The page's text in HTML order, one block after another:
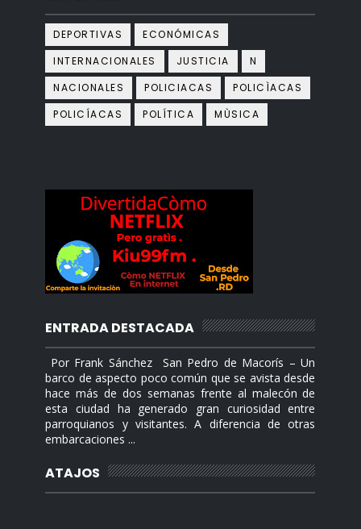
DEPORTIVAS
ECONÓMICAS
INTERNACIONALES
JUSTICIA
N
NACIONALES
POLICIACAS
POLICÌACAS
POLICÍACAS
POLÍTICA MÙSICA
ENTRADA DESTACADA
Por Frank Sánchez San Pedro de Macorís – Un
barco de aspecto poco común que se avista desde
hace más de dos semanas frente al malecón de
esta ciudad ha generado gran curiosidad entre
parroquianos y visitantes. A diferencia de otras
embarcaciones ...
ATAJOS